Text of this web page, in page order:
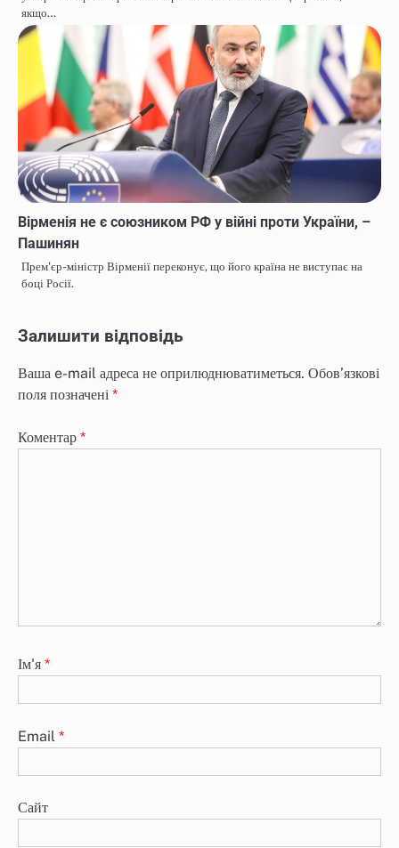
якщо…
Вірменія не є союзником РФ у війні проти України, –
Пашинян
Прем'єр-міністр Вірменії переконує, що його країна не виступає на
боці Росії.
Залишити відповідь
Ваша e-mail адреса не оприлюднюватиметься. Обов’язкові
поля позначені *
Коментар *
Ім'я *
Email *
Сайт